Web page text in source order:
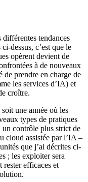
tendances
dessus, c’est que le
opèrent devient de
à de nouveaux
de prendre en charge de
les services d’IA) et
croître.
une année où les
types de pratiques
contrôle plus strict de
cloud assistée par l’IA –
que j’ai décrites ci-
; les exploiter sera
rester efficaces et